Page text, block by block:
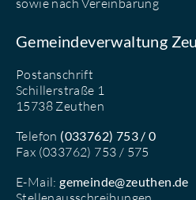
Gemeindeverwaltung
Postanschrift
Schillerstraße 1
15738 Zeuthen
Telefon (033762) 753 / 0
Fax (033762) 753 / 575
E-Mail:gemeinde@zeuthen.de